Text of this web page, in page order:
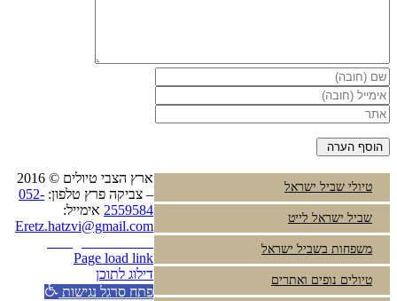
טיולי שביל ישראל
שביל ישראל לייט
משפחות בשביל ישראל
טיולים נופים ואתרים
ארץ הצבי טיולים © 2016
– צביקה פרץ טלפון: 052-
2559584 אימייל:
Eretz.hatzvi@gmail.com
Page load link
דילוג לתוכן
פתח סרגל נגישות